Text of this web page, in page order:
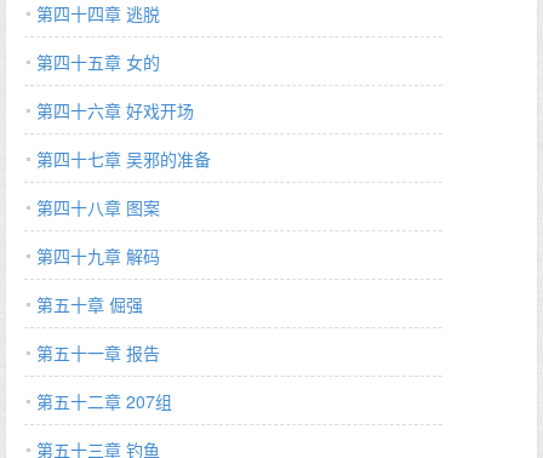
第四十四章 逃脱
第四十五章 女的
第四十六章 好戏开场
第四十七章 吴邪的准备
第四十八章 图案
第四十九章 解码
第五十章 倔强
第五十一章 报告
第五十二章 207组
第五十三章 钓鱼